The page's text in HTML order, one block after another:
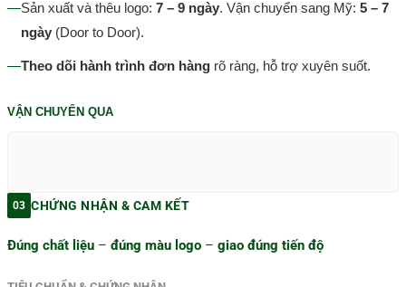
—Sản xuất và thêu logo: 7 – 9 ngày. Vận chuyển sang Mỹ: 5 – 7
ngày (Door to Door).
—Theo dõi hành trình đơn hàng rõ ràng, hỗ trợ xuyên suốt.
VẬN CHUYỂN QUA
03 CHỨNG NHẬN & CAM KẾT
Đúng chất liệu – đúng màu logo – giao đúng tiến độ